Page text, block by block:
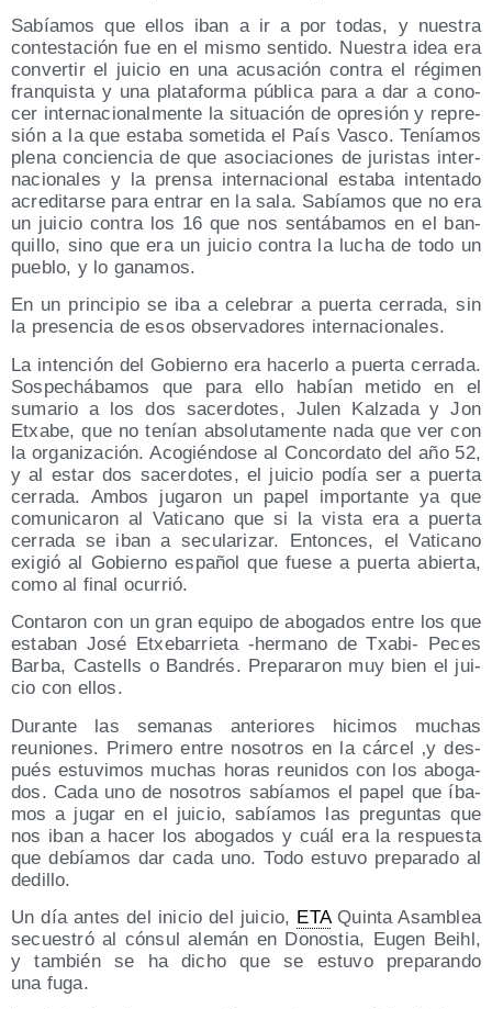
Sabía­mos que ellos iban a ir a por todas, y nues­tra
con­tes­ta­ción fue en el mis­mo sen­ti­do. Nues­tra idea era
con­ver­tir el jui­cio en una acu­sa­ción con­tra el régi­men
fran­quis­ta y una pla­ta­for­ma públi­ca para a dar a cono­
cer inter­na­cio­nal­men­te la situa­ción de opre­sión y repre­
sión a la que esta­ba some­ti­da el País Vas­co. Tenía­mos
ple­na con­cien­cia de que aso­cia­cio­nes de juris­tas inter­
na­cio­na­les y la pren­sa inter­na­cio­nal esta­ba inten­ta­do
acre­di­tar­se para entrar en la sala. Sabía­mos que no era
un jui­cio con­tra los 16 que nos sen­tá­ba­mos en el ban­
qui­llo, sino que era un jui­cio con­tra la lucha de todo un
pue­blo, y lo ganamos.
En un prin­ci­pio se iba a cele­brar a puer­ta cerra­da, sin
la pre­sen­cia de esos obser­va­do­res internacionales.
La inten­ción del Gobierno era hacer­lo a puer­ta cerra­da.
Sos­pe­chá­ba­mos que para ello habían meti­do en el
suma­rio a los dos sacer­do­tes, Julen Kal­za­da y Jon
Etxa­be, que no tenían abso­lu­ta­men­te nada que ver con
la orga­ni­za­ción. Aco­gién­do­se al Con­cor­da­to del año 52,
y al estar dos sacer­do­tes, el jui­cio podía ser a puer­ta
cerra­da. Ambos juga­ron un papel impor­tan­te ya que
comu­ni­ca­ron al Vati­cano que si la vis­ta era a puer­ta
cerra­da se iban a secu­la­ri­zar. Enton­ces, el Vati­cano
exi­gió al Gobierno espa­ñol que fue­se a puer­ta abier­ta,
como al final ocurrió.
Con­ta­ron con un gran equi­po de abo­ga­dos entre los que
esta­ban José Etxe­ba­rrie­ta ‑her­mano de Txa­bi- Peces
Bar­ba, Cas­tells o Ban­drés. Pre­pa­ra­ron muy bien el jui­
cio con ellos.
Duran­te las sema­nas ante­rio­res hici­mos muchas
reunio­nes. Pri­me­ro entre noso­tros en la cár­cel ‚y des­
pués estu­vi­mos muchas horas reu­ni­dos con los abo­ga­
dos. Cada uno de noso­tros sabía­mos el papel que íba­
mos a jugar en el jui­cio, sabía­mos las pre­gun­tas que
nos iban a hacer los abo­ga­dos y cuál era la res­pues­ta
que debía­mos dar cada uno. Todo estu­vo pre­pa­ra­do al
dedillo.
Un día antes del ini­cio del jui­cio, ETAQuin­ta Asam­blea
secues­tró al cón­sul ale­mán en Donos­tia, Eugen Beihl,
y tam­bién se ha dicho que se estu­vo pre­pa­ran­do
una fuga.